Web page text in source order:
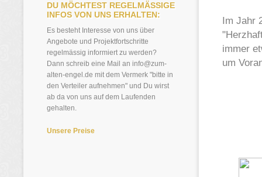
DU MÖCHTEST REGELMÄSSIGE
INFOS VON UNS ERHALTEN:
Es besteht Interesse von uns über
Angebote und Projektfortschritte
regelmässig informiert zu werden?
Dann schreib eine Mail an info@zum-
alten-engel.de mit dem Vermerk "bitte in
den Verteiler aufnehmen" und Du wirst
ab da von uns auf dem Laufenden
gehalten.
Unsere Preise
Im Jahr
immer
um